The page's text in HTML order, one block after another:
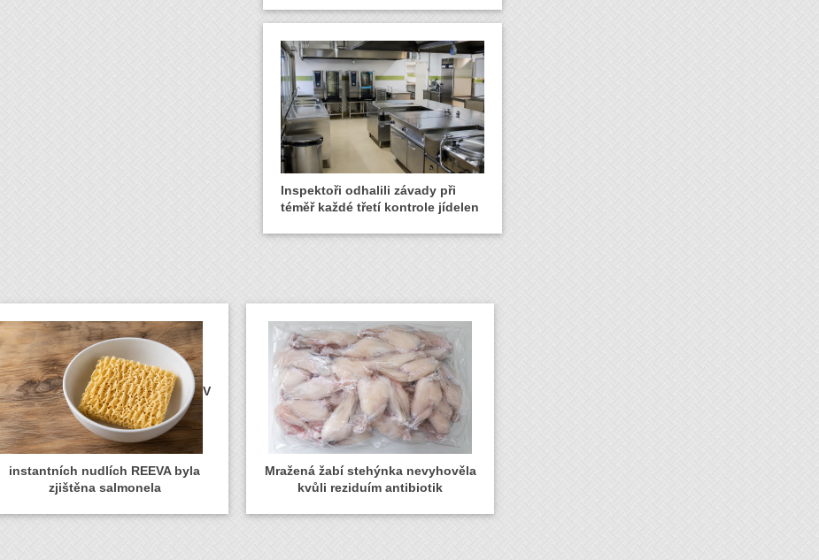
Inspektoři odhalili závady při
téměř každé třetí kontrole jídelen
V
instantních nudlích REEVA byla
zjištěna salmonela
Mražená žabí stehýnka nevyhověla
kvůli reziduím antibiotik